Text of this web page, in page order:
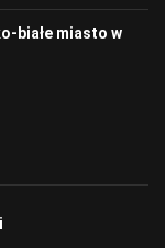
białe miasto w